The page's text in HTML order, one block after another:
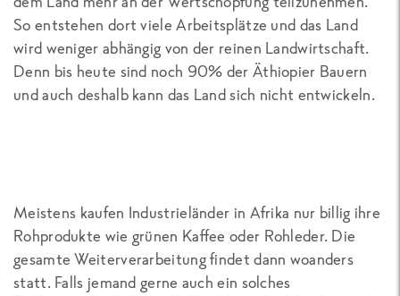
So entstehen dort viele Arbeitsplätze und das Land
wird weniger abhängig von der reinen Landwirtschaft.
Denn bis heute sind noch 90% der Äthiopier Bauern
und auch deshalb kann das Land sich nicht entwickeln.
Meistens kaufen Industrieländer in Afrika nur billig ihre
Rohprodukte wie grünen Kaffee oder Rohleder. Die
gesamte Weiterverarbeitung findet dann woanders
statt. Falls jemand gerne auch ein solches